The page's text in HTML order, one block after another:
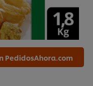
PedidosAhora.com